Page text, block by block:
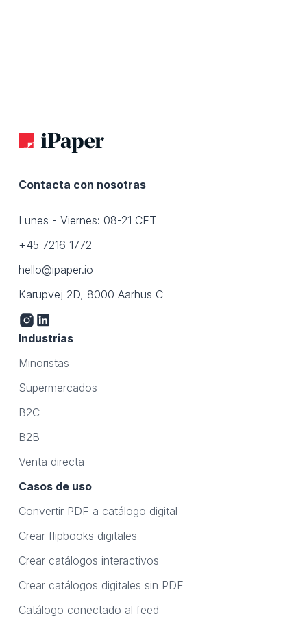
Contacta con nosotras
Lunes - Viernes: 08-21 CET
+45 7216 1772
hello@ipaper.io
Karupvej 2D, 8000 Aarhus C
Industrias
Minoristas
Supermercados
B2C
B2B
Venta directa
Casos de uso
Convertir PDF a catálogo digital
Crear flipbooks digitales
Crear catálogos interactivos
Crear catálogos digitales sin PDF
Catálogo conectado al feed